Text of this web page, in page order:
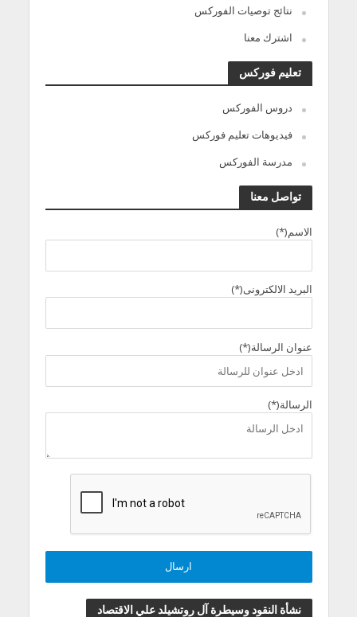
نتائج توصيات الفوركس
اشترك معنا
تعليم فوركس
دروس الفوركس
فيديوهات تعليم فوركس
مدرسة الفوركس
تواصل معنا
الاسم(*)
البريد الالكترونى(*)
عنوان الرسالة(*)
الرسالة(*)
نشأة النقود وسيطرة آل روتشيلد علي الاقتصاد